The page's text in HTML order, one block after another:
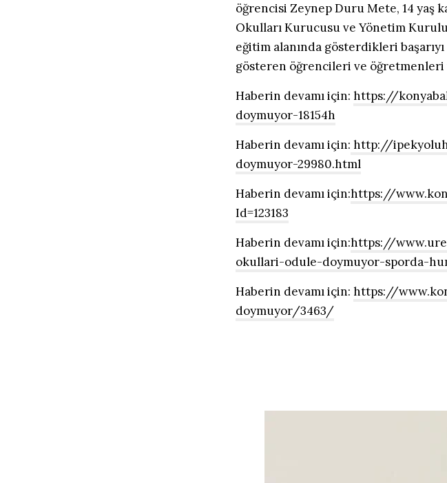
öğrencisi Zeynep Duru Mete, 14 yaş
Okulları Kurucusu ve Yönetim
eğitim alanında gösterdikleri
gösteren öğrencileri ve
Haberin devamı için: https://
doymuyor-18154h
Haberin devamı için: http://
doymuyor-29980.html
Haberin devamı için:https://
Id=123183
Haberin devamı için:https://
okullari-odule-doymuyor-sporda-
Haberin devamı için: https://
doymuyor/3463/